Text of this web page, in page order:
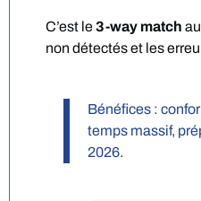
C’est le3-way match
non détectés et les
Bénéfices :
temps massif,
2026.